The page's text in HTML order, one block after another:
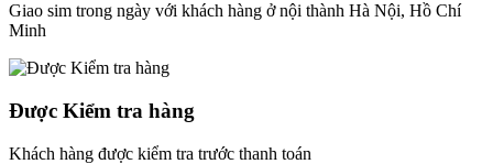
Giao sim trong ngày với khách hàng ở nội thành Hà Nội, Hồ Chí
Minh
Được Kiểm tra hàng
Khách hàng được kiểm tra trước thanh toán